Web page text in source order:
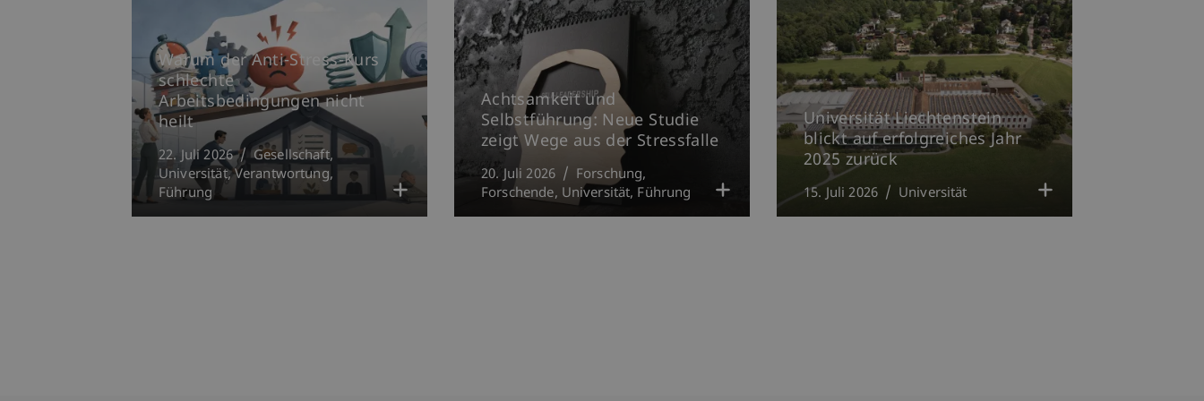
Warum der Anti-Stress-Kurs
schlechte
Arbeitsbedingungen nicht
heilt
22. Juli 2026
Gesellschaft
Universität Verantwortung
Führung
Achtsamkeit und
Selbstführung: Neue Studie
zeigt Wege aus der Stressfalle
20. Juli 2026
Forschung
Forschende Universität Führung
Universität Liechtenstein
blickt auf erfolgreiches Jahr
2025 zurück
15. Juli 2026 Universität